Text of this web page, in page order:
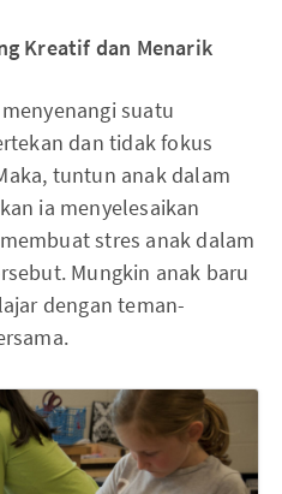
Kreatif dan Menarik
suatu
dan tidak fokus
tuntun anak dalam
ia menyelesaikan
stres anak dalam
Mungkin anak baru
dengan teman-